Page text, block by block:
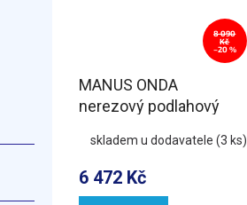
8 090
Kč
–20 %
MANUS ONDA
nerezový podlahový
DN50
skladem u dodavatele (3 ks)
6 472 Kč